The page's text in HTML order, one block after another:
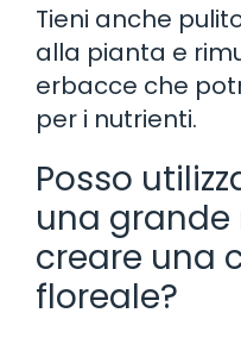
Tieni anche
alla pianta e
erbacce che
per i nutrienti.
Posso
una
creare una
floreale?